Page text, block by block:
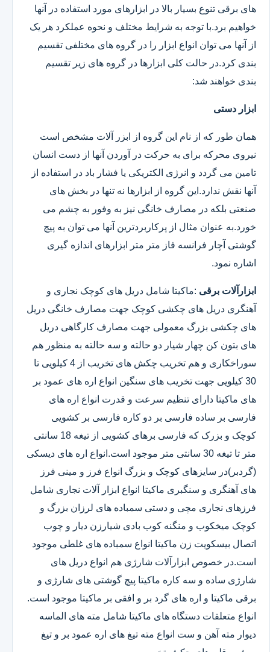
های برقی تنوع بسیار بالا در ابزارهای مورد استفاده در آنها
خواهیم برد.با توجه به شرایط مختلف و نحوه عملکرد هر یک
از آنها می توان انواع ابزار را در گروه های مختلفی تقسیم
بندی کرد.در حالت کلی ابزارها در گروه های زیر تقسیم
بندی خواهند شد:
ابزار دستی
همان طور که از نام این گروه از ابزر آلات مشخص است
نیروی محرکه برای به حرکت در آوردن آنها از دست انسان
تامین می گردد و انرژی الکتریکی یا فشار باد در استفاده از
آنها نقش ندارد.این گروه از ابزارها نه تنها در بخش های
صنعتی بلکه در مصارف خانگی نیز به وفور به چشم می
خورد.به عنوان مثال از پرکاربردترین آنها می توان به پیچ
گوشتی آچار فرانسه فاز متر متر ابزارهای اندازه گیری
اشاره نمود.
ابزارآلات برقی :ماکیتا شامل دریل های کوچک نجاری و
آهنگری دریل های چکشی کوچک جهت مصارف خانگی دریل
های چکشی بزرگ معمولی جهت مصارف کارگاهی دریل
های بتون کن چهار شیار دو حالته و سه حالته به منظور هم
سوراخکاری و هم تخریب چکش های تخریب از 4 کیلویی تا
30 کیلویی جهت تخریب های سنگین انواع اره های عمود بر
های ماکیتا دارای تنظیم سرعت و قدرت انواع اره های
فارسی بر ساده فارسی بر دو کاره فارسی بر کشویی
کوچک و بزرک که فارسی برهای کشویی از تیغه 18 سانتی
متر تا تیغه 30 سانتی متر موجود است.انواع اره های دیسکی
(گردبر)در سایزهای کوچک و بزرگ انواع فرز و مینی فرز
های آهنگری و سنگبری ماکیتا انواع ابزار آلات نجاری شامل
فرزهای نجاری مچی و دستی سمباده های لرزان بزرگ و
کوچک میخکوب و منگنه کوب بادی شیارزن دیار و چوب
اتصال بیسکویت زن ماکیتا انواع سمباده های غلطی موجود
است.در خصوص ابزارآلات شارژی هم انواع دریل های
شارژی ساده و سه کاره ماکیتا پیچ گوشتی های شارژی و
برقی ماکیتا و اره های گرد بر و افقی بر ماکیتا موجود است.
انواع متعلقات دستگاه های ماکیتا شامل مته های الماسه
دیوار مته آهن و ست انواع مته تیغ های اره عمود بر و تیغ